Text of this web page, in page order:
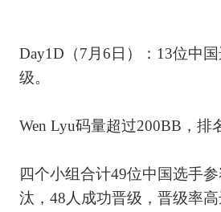
Day1D（7月6日）：13位中
级。
Wen Lyu码量超过200BB，排
四个小组合计49位中国选手
汰，48人成功晋级，晋级率高